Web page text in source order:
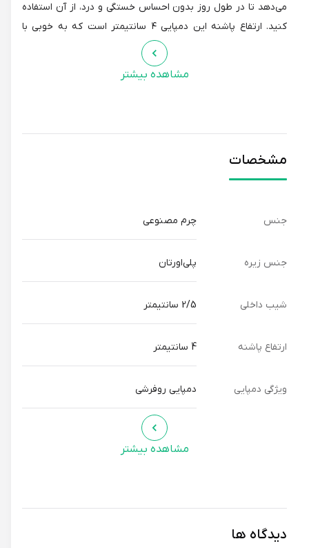
می‌دهد تا در طول روز بدون احساس خستگی و درد، از آن استفاده
کنید. ارتفاع پاشنه این دمپایی ۴ سانتیمتر است که به خوبی با
قوس طبیعی پا هماهنگ می‌شود و به شما این امکان را می‌دهد تا
سانتیمتر نیز به حفظ تعادل پاها کمک می‌کند و از ایجاد خستگی و
شده است که از سلامت پاها محافظت کند. این کفی به خوبی از
جلوگیری می‌کند. همچنین، این کفی به طور خاص برای افرادی
طراحی شده است که در طول روز زیاد ایستاده‌اند یا راه می‌روند.
دمپایی زنانه سیمرغ مدل پارلا new با استفاده از بهترین مواد اولیه
و با بالاترین کیفیت ساخت تولید شده است. این دمپایی به گونه‌ای
مشاهده بیشتر
مشخصات
جنس چرم مصنوعی
جنس زیره پلی‌اورتان
شیب داخلی
ارتفاع پاشنه
ویژگی دمپایی دمپایی روفرشی
مشاهده بیشتر
دیدگاه ها